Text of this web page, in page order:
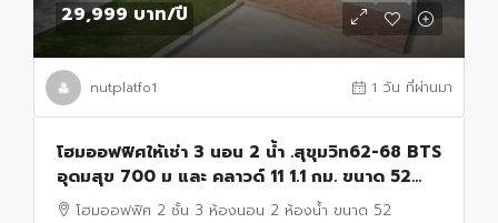
29,999 บาท/ปี
nutplatfo1 1 วัน ที่ผ่านมา
โฮมออฟฟิศให้เช่า 3 นอน 2 น้ำ .สุขุมวิท62-68 BTS
อุดมสุข 700 ม และ คลาวด์ 11 1.1 กม. ขนาด 52
ตร.ว.เหมาะสำหรับ โฮมออฟฟิศ เข้า-ออกสะดวก
โฮมออฟฟิศ 2 ชั้น 3 ห้องนอน 2 ห้องน้ำ ขนาด 52